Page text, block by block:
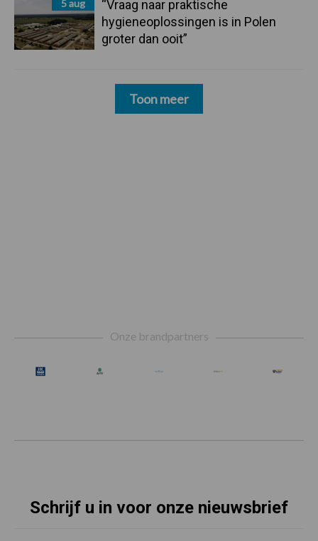
5 aug
“Vraag naar praktische
hygieneoplossingen is in Polen
groter dan ooit”
Toon meer
Onze brandpartners
Schrijf u in voor onze nieuwsbrief